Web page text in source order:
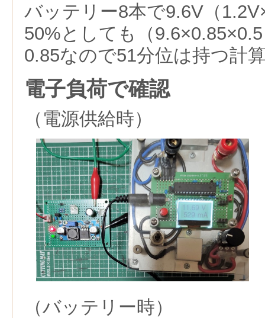
バッテリー8本で9.6V（
50%としても（
0.85なので51分位は持つ計
電子負荷で確認
（電源供給時）
（バッテリー時）